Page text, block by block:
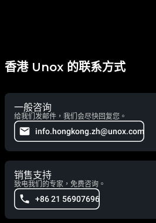
香港 Unox 的联系方式
一般咨询
给我们发邮件，我们会尽快回复您。
info.hongkong.zh@unox.com
销售支持
致电我们的专家，免费咨询。
+86 21 56907696